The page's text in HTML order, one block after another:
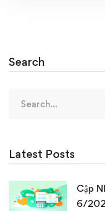
Search
for:
Latest Posts
Cập
6/